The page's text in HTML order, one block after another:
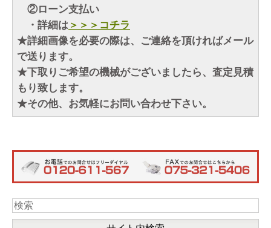
②ローン支払い
・詳細は ＞＞＞コチラ
★詳細画像を必要の際は、ご連絡を頂ければメール
で送ります。
★下取りご希望の機械がございましたら、査定見積
もり致します。
★その他、お気軽にお問い合わせ下さい。